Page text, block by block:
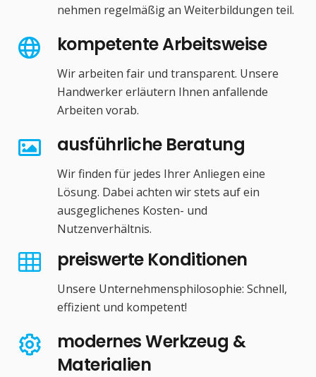
nehmen regelmäßig an Weiterbildungen teil.
kompetente Arbeitsweise
Wir arbeiten fair und transparent. Unsere
Handwerker erläutern Ihnen anfallende
Arbeiten vorab.
ausführliche Beratung
Wir finden für jedes Ihrer Anliegen eine
Lösung. Dabei achten wir stets auf ein
ausgeglichenes Kosten- und
Nutzenverhältnis.
preiswerte Konditionen
Unsere Unternehmensphilosophie: Schnell,
effizient und kompetent!
modernes Werkzeug &
Materialien